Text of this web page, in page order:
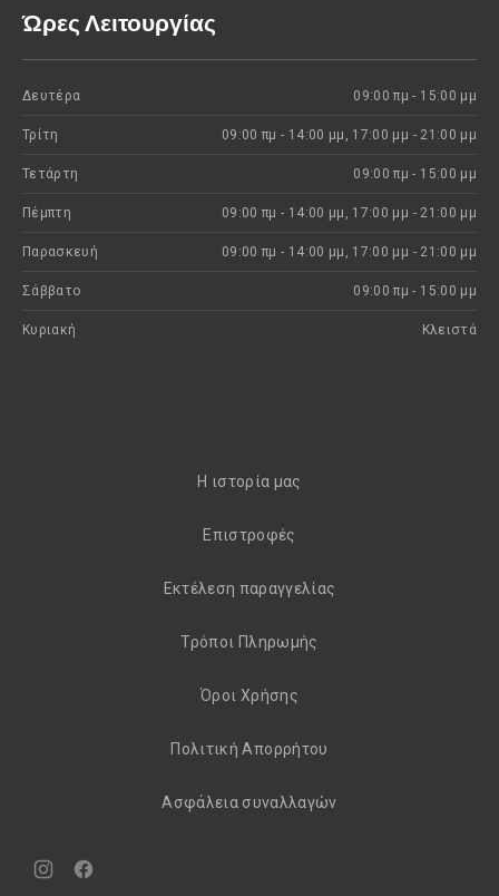
Ώρες Λειτουργίας
Δευτέρα 09:00 πμ - 15:00 μμ
Τρίτη 09:00 πμ - 14:00 μμ, 17:00 μμ - 21:00 μμ
Τετάρτη 09:00 πμ - 15:00 μμ
Πέμπτη 09:00 πμ - 14:00 μμ, 17:00 μμ - 21:00 μμ
Παρασκευή 09:00 πμ - 14:00 μμ, 17:00 μμ - 21:00 μμ
Σάββατο 09:00 πμ - 15:00 μμ
Κυριακή Kλειστά
H ιστορία μας
Eπιστροφές
Εκτέλεση παραγγελίας
Τρόποι Πληρωμής
Όροι Χρήσης
Πολιτική Απορρήτου
Aσφάλεια συναλλαγών
Νέο Νέο